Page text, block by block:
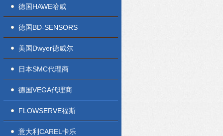
德国HAWE哈威
德国BD-SENSORS
美国Dwyer德威尔
日本SMC代理商
德国VEGA代理商
FLOWSERVE福斯
意大利CAREL卡乐